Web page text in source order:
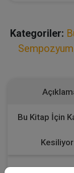
Kategoriler:
Bu Kitap İçin